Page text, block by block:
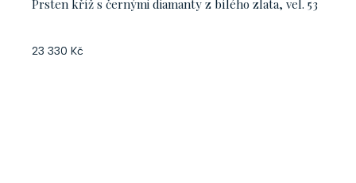
Prsten kříž s černými diamanty z bílého zlata, vel. 53
23 330 Kč